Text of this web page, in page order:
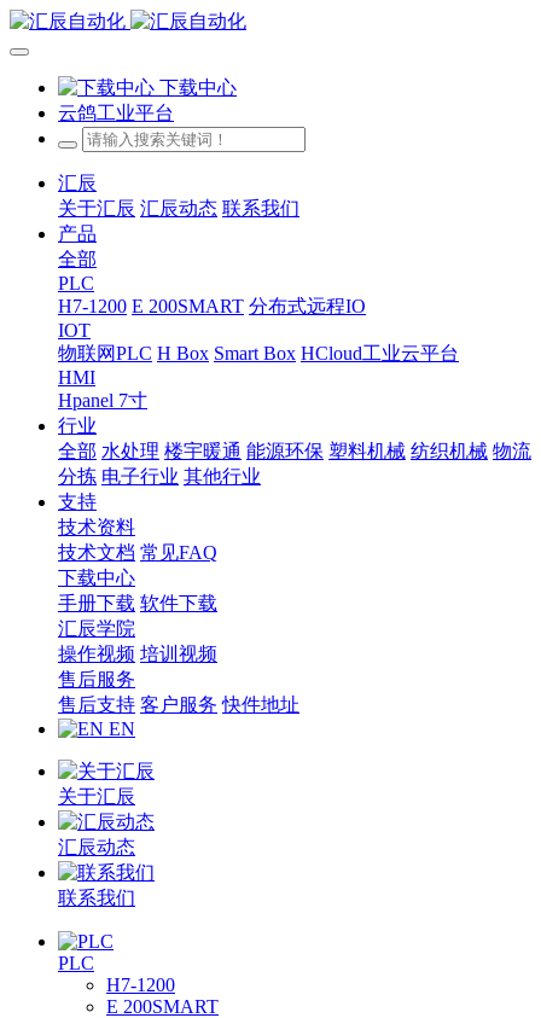
下载中心
云鸽工业平台
汇辰
关于汇辰 汇辰动态 联系我们
产品
全部
PLC
H7-1200 E 200SMART 分布式远程IO
IOT
物联网PLC H Box Smart Box HCloud工业云平台
HMI
Hpanel 7寸
行业
全部 水处理 楼宇暖通 能源环保 塑料机械 纺织机械 物流
分拣 电子行业 其他行业
支持
技术资料
技术文档 常见FAQ
下载中心
手册下载 软件下载
汇辰学院
操作视频 培训视频
售后服务
售后支持 客户服务 快件地址
EN
关于汇辰
汇辰动态
联系我们
PLC
H7-1200
E 200SMART